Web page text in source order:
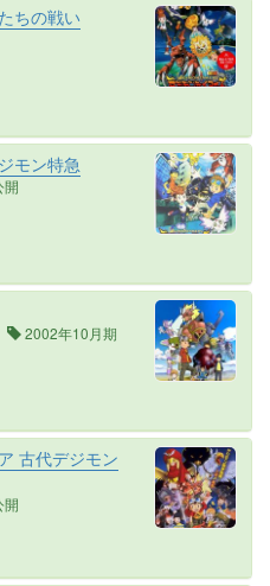
ちの戦い
モン特急
開
2002年10月期
古代デジモン
開